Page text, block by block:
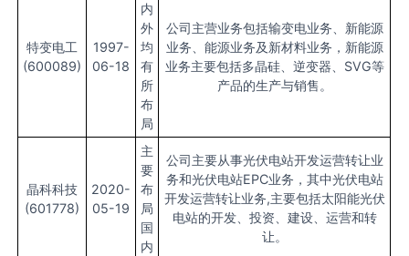
特变电工
(600089)
1997-
06-18
内
外
均
有
所
布
局
公司主营业务包括输变电业务、新能源
业务、能源业务及新材料业务，新能源
业务主要包括多晶硅、逆变器、SVG等
产品的生产与销售。
晶科科技
(601778)
2020-
05-19
主
要
布
局
国
内
公司主要从事光伏电站开发运营转让业
务和光伏电站EPC业务，其中光伏电站
开发运营转让业务,主要包括太阳能光伏
电站的开发、投资、建设、运营和转
让。